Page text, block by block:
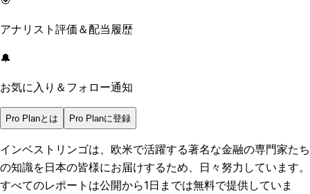
アナリスト評価＆配当履歴
🔔
お気に入り＆フォロー通知
Pro Planとは Pro Planに登録
インベストリンゴは、欧米で活躍する著名な金融の専門家たち
の知識を日本の皆様にお届けするため、日々努力しています。
すべてのレポートは公開から1日までは無料で提供していま